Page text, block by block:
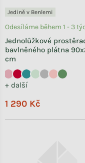
Jedině v Benlemi
Jednolůžkové
bavlněného plátna
cm
+ další
Odesíláme během 1 - 3
1 290 Kč